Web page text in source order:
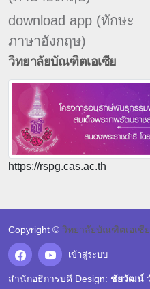
download app (ทักษะ
ภาษาอังกฤษ)
วิทยาลัยบัณฑิตเอเซีย
https://rspg.cas.ac.th
Copyright © วิทยาลัยบัณฑิตเอเซีย
เข้าสู่ระบบ
สำนักอธิการบดี Design: ชัยวัฒน์